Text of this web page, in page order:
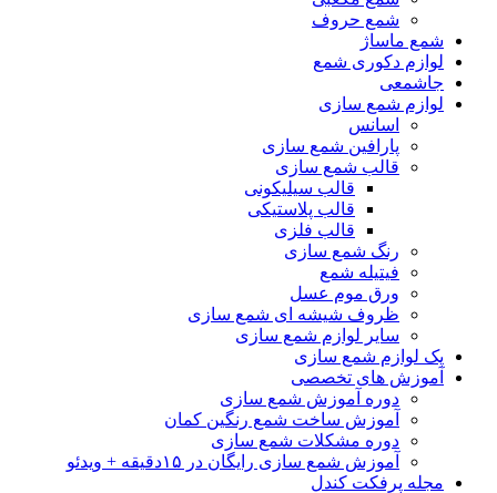
شمع حروف
شمع ماساژ
لوازم دکوری شمع
جاشمعی
لوازم شمع سازی
اسانس
پارافین شمع سازی
قالب شمع سازی
قالب سیلیکونی
قالب پلاستیکی
قالب فلزی
رنگ شمع سازی
فیتیله شمع
ورق موم عسل
ظروف شیشه ای شمع سازی
سایر لوازم شمع سازی
پک لوازم شمع سازی
آموزش های تخصصی
دوره آموزش شمع سازی
آموزش ساخت شمع رنگین کمان
دوره مشکلات شمع سازی
آموزش شمع سازی رایگان در ۱۵دقیقه + ویدئو
مجله پرفکت کندل